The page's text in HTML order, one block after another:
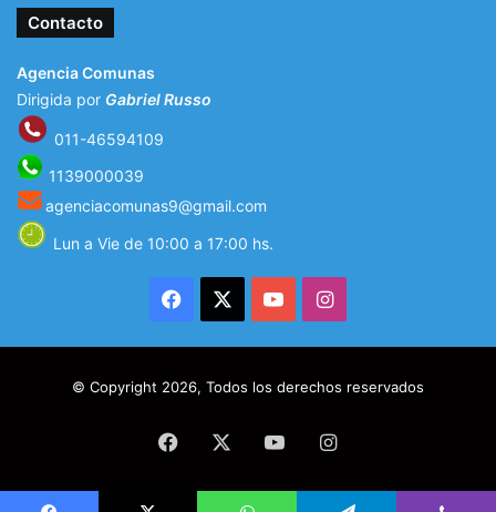
Contacto
Agencia Comunas
Dirigida por Gabriel Russo
011-46594109
1139000039
agenciacomunas9@gmail.com
Lun a Vie de 10:00 a 17:00 hs.
Facebook YouTubeInstagram
© Copyright 2026, Todos los derechos reservados
Facebook YouTubeInstagram